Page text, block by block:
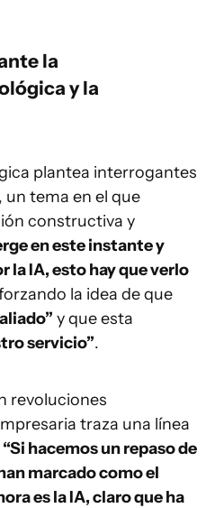
la
y la
plantea interrogantes
tema en el que
constructiva y
en este instante y
la IA, esto hay que verlo
la idea de que
y que esta
servicio”.
revoluciones
traza una línea
“Si hacemos un repaso de
marcado como el
es la IA, claro que ha